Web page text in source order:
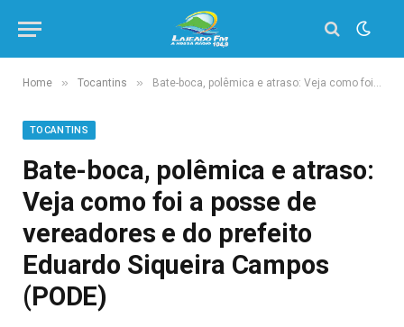
Home » Tocantins » Bate-boca, polêmica e atraso: Veja como foi a posse de vereadores e do prefeito Eduardo Siqueira Campos (PODE)
TOCANTINS
Bate-boca, polêmica e atraso:
Veja como foi a posse de
vereadores e do prefeito
Eduardo Siqueira Campos
(PODE)